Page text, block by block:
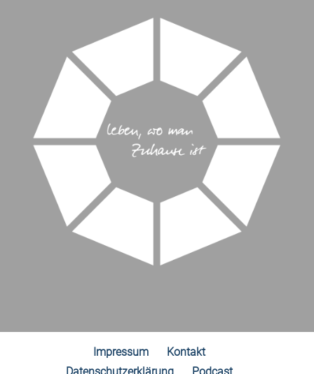
Impressum
Kontakt